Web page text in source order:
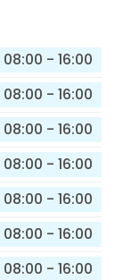
08:00 - 16:00
08:00 - 16:00
08:00 - 16:00
08:00 - 16:00
08:00 - 16:00
08:00 - 16:00
08:00 - 16:00